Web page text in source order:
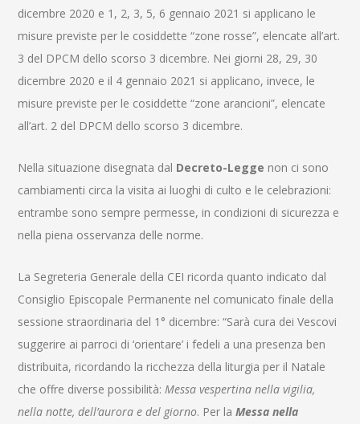
dicembre 2020 e 1, 2, 3, 5, 6 gennaio 2021 si applicano le
misure previste per le cosiddette “zone rosse”, elencate all’art.
3 del DPCM dello scorso 3 dicembre. Nei giorni 28, 29, 30
dicembre 2020 e il 4 gennaio 2021 si applicano, invece, le
misure previste per le cosiddette “zone arancioni”, elencate
all’art. 2 del DPCM dello scorso 3 dicembre.
Nella situazione disegnata dal Decreto-Legge non ci sono
cambiamenti circa la visita ai luoghi di culto e le celebrazioni:
entrambe sono sempre permesse, in condizioni di sicurezza e
nella piena osservanza delle norme.
La Segreteria Generale della CEI ricorda quanto indicato dal
Consiglio Episcopale Permanente nel comunicato finale della
sessione straordinaria del 1° dicembre: “Sarà cura dei Vescovi
suggerire ai parroci di ‘orientare’ i fedeli a una presenza ben
distribuita, ricordando la ricchezza della liturgia per il Natale
che offre diverse possibilità:Messa vespertina nella vigilia,
nella notte, dell’aurora e del giorno. Per laMessa nella